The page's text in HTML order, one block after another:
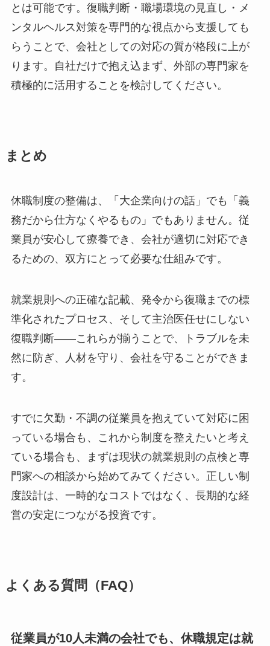
とは可能です。復職判断・職場環境の見直し・メ
ンタルヘルス対策を専門的な視点から支援しても
らうことで、会社としての対応の質が格段に上が
ります。自社だけで抱え込まず、外部の専門家を
積極的に活用することを検討してください。
まとめ
休職制度の整備は、「大企業向けの話」でも「義
務だから仕方なくやるもの」でもありません。従
業員が安心して療養でき、会社が適切に対応でき
るための、双方にとって必要な仕組みです。
就業規則への正確な記載、発令から復職までの標
準化されたプロセス、そして主治医任せにしない
復職判断——これらが揃うことで、トラブルを未
然に防ぎ、人材を守り、会社を守ることができま
す。
すでに欠勤・不調の従業員を抱えていて対応に困
っている場合も、これから制度を整えたいと考え
ている場合も、まずは現状の就業規則の点検と専
門家への相談から始めてみてください。正しい制
度設計は、一時的なコストではなく、長期的な経
営の安定につながる投資です。
よくある質問（FAQ）
従業員が10人未満の会社でも、休職規定は就